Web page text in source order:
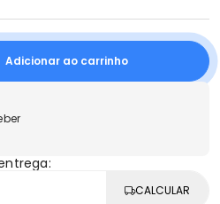
Adicionar ao carrinho
CALCULAR